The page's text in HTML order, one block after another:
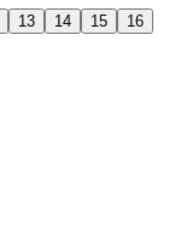
13 14 15
16